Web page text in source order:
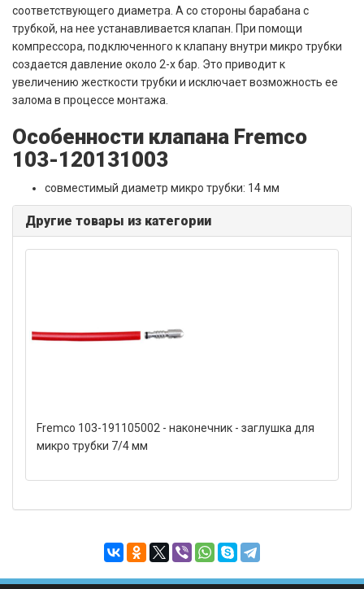
соответствующего диаметра. А со стороны барабана с
трубкой, на нее устанавливается клапан. При помощи
компрессора, подключенного к клапану внутри микро трубки
создается давление около 2-х бар. Это приводит к
увеличению жесткости трубки и исключает возможность ее
залома в процессе монтажа.
Особенности клапана Fremco
103-120131003
совместимый диаметр микро трубки: 14 мм
Другие товары из категории
Fremco 103-191105002 - наконечник - заглушка для
микро трубки 7/4 мм